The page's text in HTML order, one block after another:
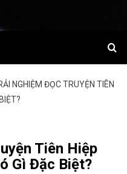
NGHIỆM ĐỌC TRUYỆN TIÊN
Tiên Hiệp
Gì Đặc Biệt?